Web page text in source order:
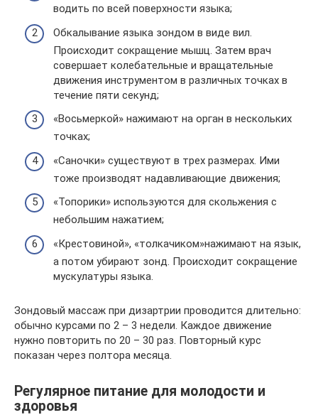
водить по всей поверхности языка;
Обкалывание языка зондом в виде вил.
Происходит сокращение мышц. Затем врач
совершает колебательные и вращательные
движения инструментом в различных точках в
течение пяти секунд;
«Восьмеркой» нажимают на орган в нескольких
точках;
«Саночки» существуют в трех размерах. Ими
тоже производят надавливающие движения;
«Топорики» используются для скольжения с
небольшим нажатием;
«Крестовиной», «толкачиком»нажимают на язык,
а потом убирают зонд. Происходит сокращение
мускулатуры языка.
Зондовый массаж при дизартрии проводится длительно:
обычно курсами по 2 – 3 недели. Каждое движение
нужно повторить по 20 – 30 раз. Повторный курс
показан через полтора месяца.
Регулярное питание для молодости и
здоровья